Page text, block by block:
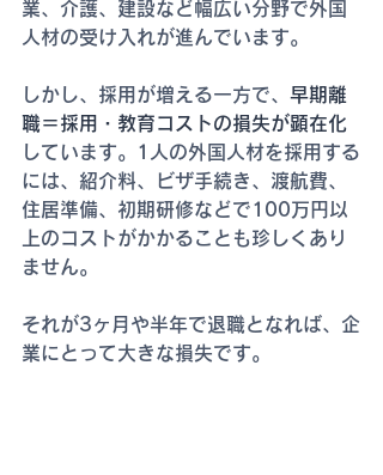
業、介護、建設など幅広い分野で外国
人材の受け入れが進んでいます。
しかし、採用が増える一方で、 早期離
職＝採用・教育コストの損失が顕在化
しています。1人の外国人材を採用する
には、紹介料、ビザ手続き、渡航費、
住居準備、初期研修などで100万円以
上のコストがかかることも珍しくあり
ません。
それが3ヶ月や半年で退職となれば、企
業にとって大きな損失です。